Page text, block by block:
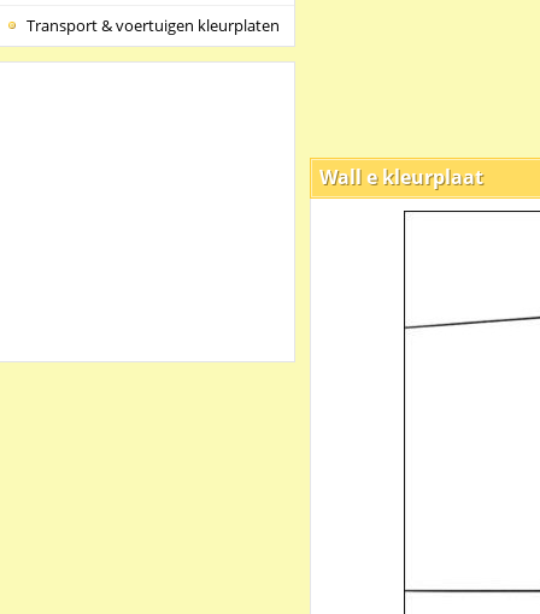
Transport & voertuigen kleurplaten
Wall e kleurplaat